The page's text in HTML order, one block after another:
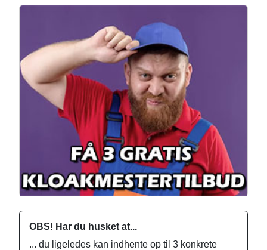
OBS! Har du husket at...
... du ligeledes kan indhente op til 3 konkrete